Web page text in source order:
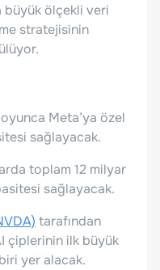
büyük ölçekli veri
stratejisinin
Meta’ya özel
sağlayacak.
toplam 12 milyar
sağlayacak.
tarafından
çiplerinin ilk büyük
yer alacak.